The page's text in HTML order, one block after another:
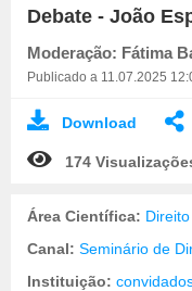
Debate - João
Publicado a 11.07.2025
Download
174
Área Científica: Direito
Canal: Seminário de
Instituição: